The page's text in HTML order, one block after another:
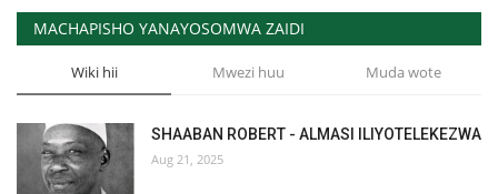
MACHAPISHO YANAYOSOMWA ZAIDI
Wiki hii Mwezi huu Muda wote
SHAABAN ROBERT - ALMASI ILIYOTELEKEZWA
Aug 21, 2025